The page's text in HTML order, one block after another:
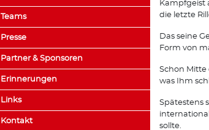
Teams
Presse
Partner & Sponsoren
Erinnerungen
Links
Kontakt
Kampfgeist
die letzte
Das seine
Form von
Schon Mitte
was Ihm
Spätestens
sollte.